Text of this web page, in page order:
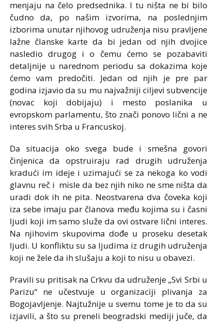
menjaju na čelo predsednika. I tu ništa ne bi bilo
čudno da, po našim izvorima, na poslednjim
izborima unutar njihovog udruženja nisu pravljene
lažne članske karte da bi jedan od njih dvojice
nasledio drugog i o čemu ćemo se pozabaviti
detaljnije u narednom periodu sa dokazima koje
ćemo vam predočiti. Jedan od njih je pre par
godina izjavio da su mu najvažniji ciljevi subvencije
(novac koji dobijaju) i mesto poslanika u
evropskom parlamentu, što znači ponovo lični a ne
interes svih Srba u Francuskoj.
Da situacija oko svega bude i smešna govori
činjenica da opstruiraju rad drugih udruženja
kradući im ideje i uzimajući se za nekoga ko vodi
glavnu reč i misle da bez njih niko ne sme ništa da
uradi dok ih ne pita. Neostvarena dva čoveka koji
iza sebe imaju par članova među kojima su i časni
ljudi koji im samo služe da ovi ostvare lični interes.
Na njihovim skupovima dođe u proseku desetak
ljudi. U konfliktu su sa ljudima iz drugih udruženja
koji ne žele da ih slušaju a koji to nisu u obavezi.
Pravili su pritisak na Crkvu da udruženje „Svi Srbi u
Parizu“ ne učestvuje u organizaciji plivanja za
Bogojavljenje. Najtužnije u svemu tome je to da su
izjavili, a što su preneli beogradski mediji juče, da